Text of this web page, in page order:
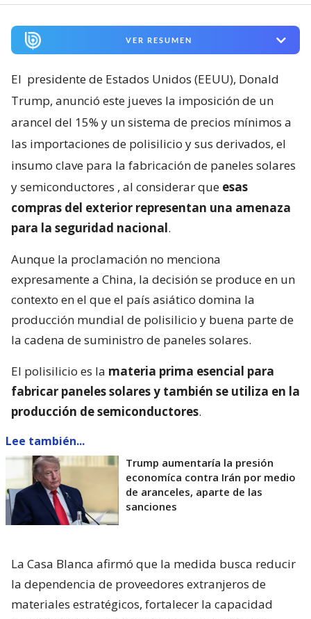
VER RESUMEN
El presidente de Estados Unidos (EEUU), Donald
Trump, anunció este jueves la imposición de un
arancel del 15% y un sistema de precios mínimos a
las importaciones de polisilicio y sus derivados, el
insumo clave para la fabricación de paneles solares
y semiconductores , al considerar que esas
compras del exterior representan una amenaza
para la seguridad nacional.
Aunque la proclamación no menciona
expresamente a China, la decisión se produce en un
contexto en el que el país asiático domina la
producción mundial de polisilicio y buena parte de
la cadena de suministro de paneles solares.
El polisilicio es la materia prima esencial para
fabricar paneles solares y también se utiliza en la
producción de semiconductores.
Lee también...
Trump aumentaría la presión
economíca contra Irán por medio
de aranceles, aparte de las
sanciones
La Casa Blanca afirmó que la medida busca reducir
la dependencia de proveedores extranjeros de
materiales estratégicos, fortalecer la capacidad